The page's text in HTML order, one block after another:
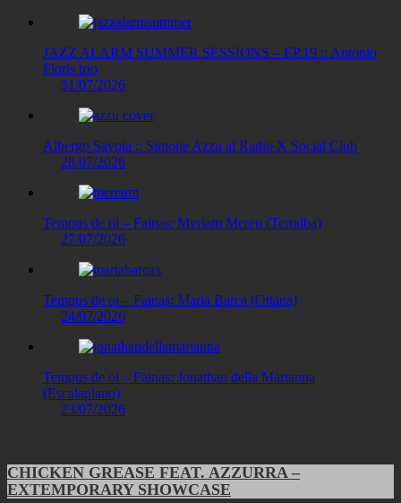
JAZZ ALARM SUMMER SESSIONS – EP.19 :: Antonio
Floris trio
31/07/2026
Albergo Savoia :: Simone Azzu al Radio X Social Club
28/07/2026
Tempus de oi – Fainas: Myriam Mereu (Terralba)
27/07/2026
Tempus de oi – Fainas: Maria Barca (Ottana)
24/07/2026
Tempus de oi – Fainas: Jonathan della Marianna
(Escalaplano)
23/07/2026
CHICKEN GREASE FEAT. AZZURRA –
EXTEMPORARY SHOWCASE